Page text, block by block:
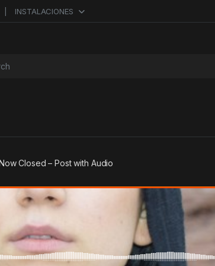
INSTALACIONES
Closed – Post with Audio